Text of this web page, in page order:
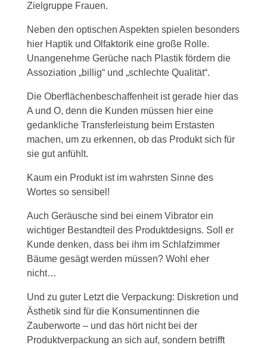
Zielgruppe Frauen.
Neben den optischen Aspekten spielen besonders
hier Haptik und Olfaktorik eine große Rolle.
Unangenehme Gerüche nach Plastik fördern die
Assoziation „billig“ und „schlechte Qualität“.
Die Oberflächenbeschaffenheit ist gerade hier das
A und O, denn die Kunden müssen hier eine
gedankliche Transferleistung beim Erstasten
machen, um zu erkennen, ob das Produkt sich für
sie gut anfühlt.
Kaum ein Produkt ist im wahrsten Sinne des
Wortes so sensibel!
Auch Geräusche sind bei einem Vibrator ein
wichtiger Bestandteil des Produktdesigns. Soll er
Kunde denken, dass bei ihm im Schlafzimmer
Bäume gesägt werden müssen? Wohl eher
nicht…
Und zu guter Letzt die Verpackung: Diskretion und
Ästhetik sind für die Konsumentinnen die
Zauberworte – und das hört nicht bei der
Produktverpackung an sich auf, sondern betrifft